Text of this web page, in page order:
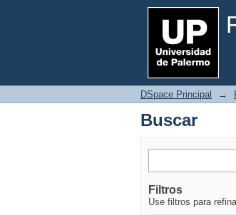
Buscar
DSpace Principal →
Buscar
Filtros
Use filtros para